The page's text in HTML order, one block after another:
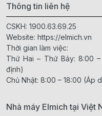
Thông tin liên hệ
CSKH: 1900.63.69.25
Website: https://elmich.vn
Thời gian làm việc:
Thứ Hai – Thứ Bảy: 8:00
định)
Chủ Nhật: 8:00 – 18:00 (Áp
Nhà máy Elmich tại Việt